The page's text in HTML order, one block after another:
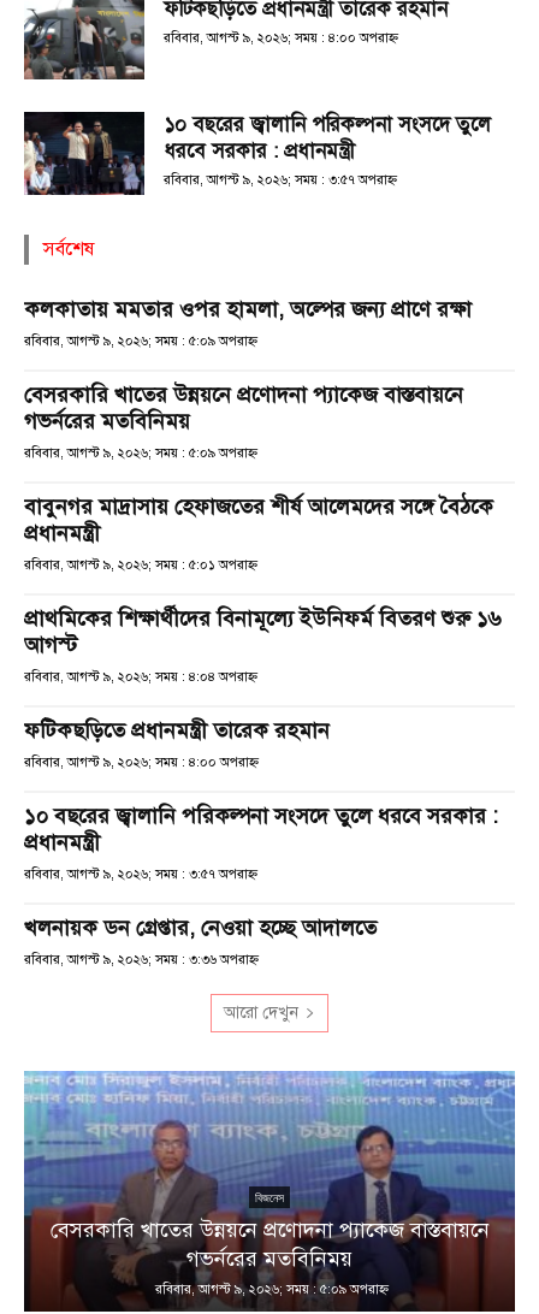
ফটিকছড়িতে প্রধানমন্ত্রী তারেক রহমান
রবিবার, আগস্ট ৯, ২০২৬; সময় : ৪:০০ অপরাহ্ণ
১০ বছরের জ্বালানি পরিকল্পনা সংসদে তুলে
ধরবে সরকার : প্রধানমন্ত্রী
রবিবার, আগস্ট ৯, ২০২৬; সময় : ৩:৫৭ অপরাহ্ণ
সর্বশেষ
কলকাতায় মমতার ওপর হামলা, অল্পের জন্য প্রাণে রক্ষা
রবিবার, আগস্ট ৯, ২০২৬; সময় : ৫:০৯ অপরাহ্ণ
বেসরকারি খাতের উন্নয়নে প্রণোদনা প্যাকেজ বাস্তবায়নে
গভর্নরের মতবিনিময়
রবিবার, আগস্ট ৯, ২০২৬; সময় : ৫:০৯ অপরাহ্ণ
বাবুনগর মাদ্রাসায় হেফাজতের শীর্ষ আলেমদের সঙ্গে বৈঠকে
প্রধানমন্ত্রী
রবিবার, আগস্ট ৯, ২০২৬; সময় : ৫:০১ অপরাহ্ণ
প্রাথমিকের শিক্ষার্থীদের বিনামূল্যে ইউনিফর্ম বিতরণ শুরু ১৬
আগস্ট
রবিবার, আগস্ট ৯, ২০২৬; সময় : ৪:০৪ অপরাহ্ণ
ফটিকছড়িতে প্রধানমন্ত্রী তারেক রহমান
রবিবার, আগস্ট ৯, ২০২৬; সময় : ৪:০০ অপরাহ্ণ
১০ বছরের জ্বালানি পরিকল্পনা সংসদে তুলে ধরবে সরকার :
প্রধানমন্ত্রী
রবিবার, আগস্ট ৯, ২০২৬; সময় : ৩:৫৭ অপরাহ্ণ
খলনায়ক ডন গ্রেপ্তার, নেওয়া হচ্ছে আদালতে
রবিবার, আগস্ট ৯, ২০২৬; সময় : ৩:৩৬ অপরাহ্ণ
আরো দেখুন
বিজনেস
বেসরকারি খাতের উন্নয়নে প্রণোদনা প্যাকেজ বাস্তবায়নে
গভর্নরের মতবিনিময়
রবিবার, আগস্ট ৯, ২০২৬; সময় : ৫:০৯ অপরাহ্ণ